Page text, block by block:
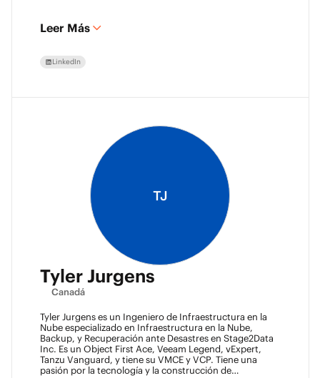
soluciones de respaldo.
Leer Más
LinkedIn
TJ
Tyler Jurgens
Canadá
Tyler Jurgens es un Ingeniero de Infraestructura en la
Nube especializado en Infraestructura en la Nube,
Backup, y Recuperación ante Desastres en Stage2Data
Inc. Es un Object First Ace, Veeam Legend, vExpert,
Tanzu Vanguard, y tiene su VMCE y VCP. Tiene una
pasión por la tecnología y la construcción de